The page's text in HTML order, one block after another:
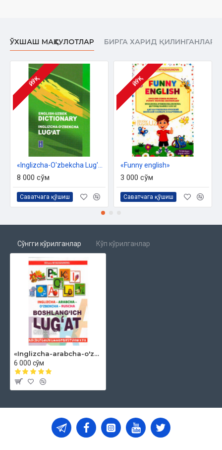
ЎХШАШ МАҲСУЛОТЛАР БИРГА ХАРИД ҚИЛИНГАНЛАР
ЙЎҚ
8 000 сўм
Саватчага қўшиш
ЙЎҚ
«Funny english»
3 000 сўм
Саватчага қўшиш
Сўнгги кўрилганлар Кўп кўрилганлар
«Inglizcha-arabcha-o'zbekcha-ruscha boshlang'ich lug'at»
6 000 сўм